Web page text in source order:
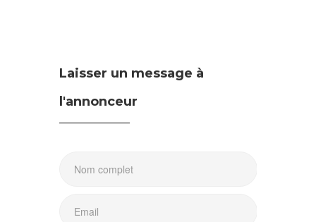
Laisser un message à
l'annonceur